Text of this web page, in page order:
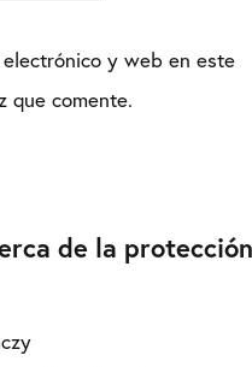
y web en este
que comente.
de la protección